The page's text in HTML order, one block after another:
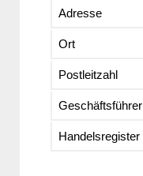
Adresse
Ort
Postleitzahl
Geschäftsführer
Handelsregister